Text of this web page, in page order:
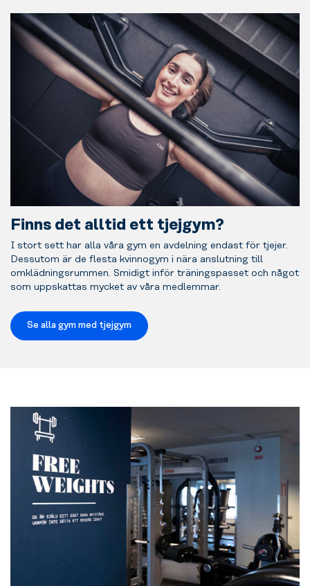
Finns det alltid ett tjejgym?
I stort sett har alla våra gym en avdelning endast för tjejer.
Dessutom är de flesta kvinnogym i nära anslutning till
omklädningsrummen. Smidigt inför träningspasset och något
som uppskattas mycket av våra medlemmar.
Se alla gym med tjejgym